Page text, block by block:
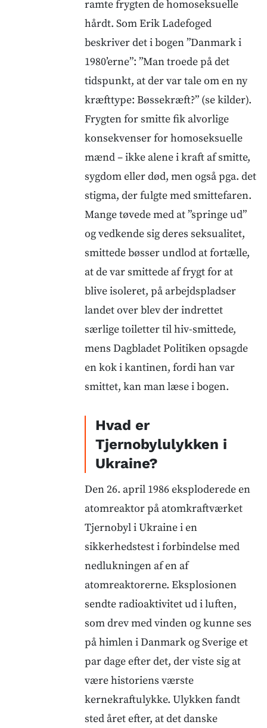
ramte frygten de homoseksuelle
hårdt. Som Erik Ladefoged
beskriver det i bogen ”Danmark i
1980’erne”: ”Man troede på det
tidspunkt, at der var tale om en ny
kræfttype: Bøssekræft?” (se kilder).
Frygten for smitte fik alvorlige
konsekvenser for homoseksuelle
mænd – ikke alene i kraft af smitte,
sygdom eller død, men også pga. det
stigma, der fulgte med smittefaren.
Mange tøvede med at ”springe ud”
og vedkende sig deres seksualitet,
smittede bøsser undlod at fortælle,
at de var smittede af frygt for at
blive isoleret, på arbejdspladser
landet over blev der indrettet
særlige toiletter til hiv-smittede,
mens Dagbladet Politiken opsagde
en kok i kantinen, fordi han var
smittet, kan man læse i bogen.
Hvad er
Tjernobylulykken i
Ukraine?
Den 26. april 1986 eksploderede en
atomreaktor på atomkraftværket
Tjernobyl i Ukraine i en
sikkerhedstest i forbindelse med
nedlukningen af en af
atomreaktorerne. Eksplosionen
sendte radioaktivitet ud i luften,
som drev med vinden og kunne ses
på himlen i Danmark og Sverige et
par dage efter det, der viste sig at
være historiens værste
kernekraftulykke. Ulykken fandt
sted året efter, at det danske